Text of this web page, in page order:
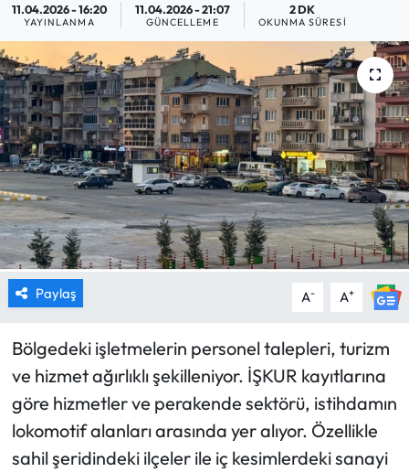
11.04.2026 - 16:20
YAYINLANMA
11.04.2026 - 21:07
GÜNCELLEME
2 DK
OKUNMA SÜRESI
Paylaş A- A+
Bölgedeki işletmelerin personel talepleri, turizm
ve hizmet ağırlıklı şekilleniyor. İŞKUR kayıtlarına
göre hizmetler ve perakende sektörü, istihdamın
lokomotif alanları arasında yer alıyor. Özellikle
sahil şeridindeki ilçeler ile iç kesimlerdeki sanayi
SİYASET
SPOR
TARIM
TURİZM
YAŞAM
RESMİ İLANLAR
HABER İLAN